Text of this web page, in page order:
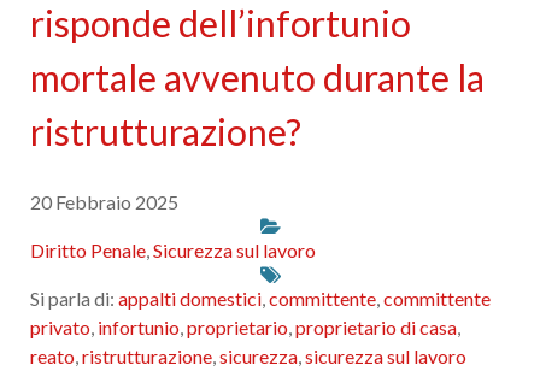
risponde dell’infortunio
mortale avvenuto durante la
ristrutturazione?
20 Febbraio 2025
Diritto Penale,Sicurezza sul lavoro
Si parla di: appalti domestici,committente,committente
privato, infortunio,proprietario,proprietario di casa,
reato,ristrutturazione,sicurezza,sicurezza sul lavoro